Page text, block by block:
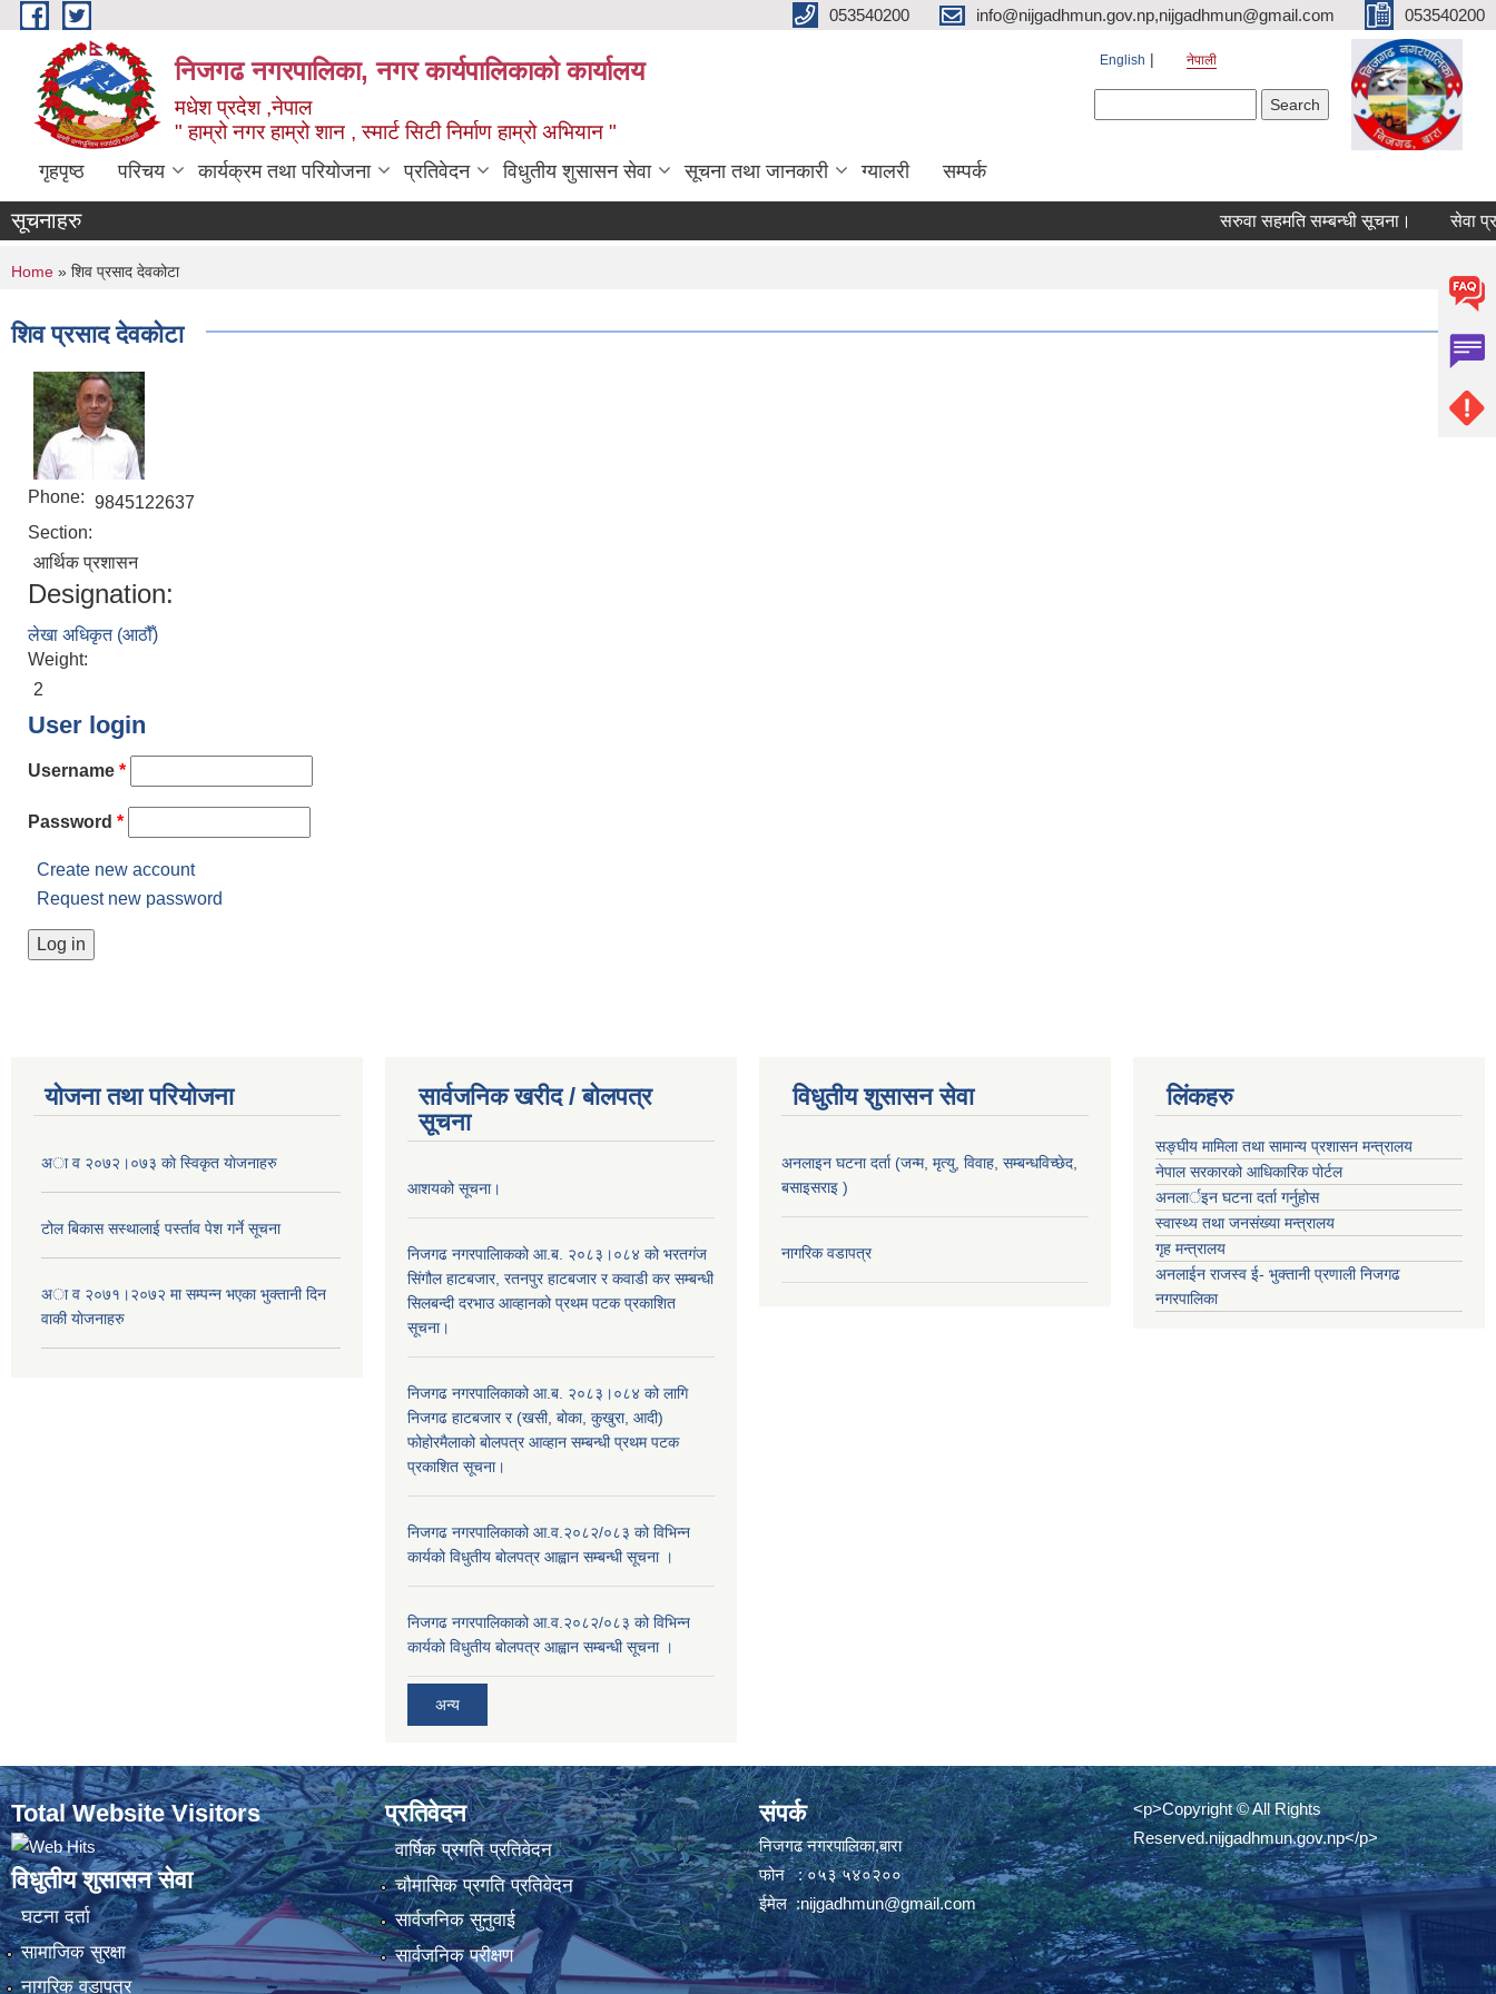
Skip to main content 053540200 info@nijgadhmun.gov.np,nijgadhmun@gmail.com 053540200
निजगढ नगरपालिका, नगर कार्यपालिकाको कार्यालय
मधेश प्रदेश ,नेपाल
" हाम्रो नगर हाम्रो शान , स्मार्ट सिटी निर्माण हाम्रो अभियान "
English नेपाली
गृहपृष्ठ परिचय कार्यक्रम तथा परियोजना प्रतिवेदन विधुतीय शुसासन सेवा सूचना तथा जानकारी ग्यालरी सम्पर्क
सूचनाहरु सरुवा सहमति सम्बन्धी सूचना। सेवा
You are here
Home » शिव प्रसाद देवकोटा
शिव प्रसाद देवकोटा
Phone: 9845122637
Section:
आर्थिक प्रशासन
Designation:
लेखा अधिकृत (आठौँ)
Weight:
2
User login
Username *
Password *
Create new account
Request new password
योजना तथा परियोजना
अा व २०७२।०७३ काे स्विकृत याेजनाहरु
टोल बिकास स‌स्थालाई प‌र्स्ताव पेश गर्ने सूचना
अा‍ व २०७१।२०७२ मा सम्पन्न भएका भुक्तानी दिन
वा‌की याेजनाहरु
सार्वजनिक खरीद / बोलपत्र
सूचना
आशयको सूचना।
निजगढ नगरपालिाकको आ.ब. २०८३।०८४ को भरतगंज
सिंगौल हाटबजार, रतनपुर हाटबजार र कवाडी कर सम्बन्धी
सिलबन्दी दरभाउ आव्हानको प्रथम पटक प्रकाशित
सूचना।
निजगढ नगरपालिकाको आ.ब. २०८३।०८४ को लागि
निजगढ हाटबजार र (खसी, बोका, कुखुरा, आदी)
फोहोरमैलाको बोलपत्र आव्हान सम्बन्धी प्रथम पटक
प्रकाशित सूचना।
निजगढ नगरपालिकाको आ.व.२०८२/०८३ को विभिन्न
कार्यको विधुतीय बोलपत्र आह्वान सम्बन्धी सूचना ।
निजगढ नगरपालिकाको आ.व.२०८२/०८३ को विभिन्न
कार्यको विधुतीय बोलपत्र आह्वान सम्बन्धी सूचना ।
अन्य
विधुतीय शुसासन सेवा
अनलाइन घटना दर्ता (जन्म, मृत्यु, विवाह, सम्बन्धविच्छेद,
बसाइसराइ )
नागरिक वडापत्र
लिंकहरु
सङ्‍घीय मामिला तथा सामान्य प्रशासन मन्त्रालय
नेपाल सरकारको आधिकारिक पोर्टल
अनलार्इन घटना दर्ता गर्नुहोस
स्वास्थ्य तथा जनसंख्या मन्त्रालय
गृह मन्त्रालय
अनलाईन राजस्व ई- भुक्तानी प्रणाली निजगढ
नगरपालिका
Total Website Visitors
विधुतीय शुसासन सेवा
घटना दर्ता
सामाजिक सुरक्षा
नागरिक वडापत्र
प्रतिवेदन
वार्षिक प्रगति प्रतिवेदन
चौमासिक प्रगति प्रतिवेदन
सार्वजनिक सुनुवाई
सार्वजनिक परीक्षण
संपर्क
निजगढ नगरपालिका,बारा
फोन : ०५३ ५४०२००
ईमेल :nijgadhmun@gmail.com
<p>Copyright © All Rights
Reserved.nijgadhmun.gov.np</p>